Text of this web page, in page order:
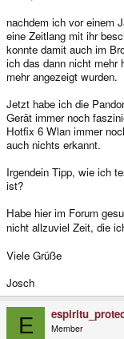
nachdem ich vor einem
eine Zeitlang mit ihr
konnte damit auch im
ich das dann nicht mehr
mehr angezeigt wurden.
Jetzt habe ich die
Gerät immer noch
Hotfix 6 Wlan immer
auch nichts erkannt.
Irgendein Tipp, wie ich
ist?
Habe hier im Forum
nicht allzuviel Zeit, die
Viele Grüße
Josch
E Member